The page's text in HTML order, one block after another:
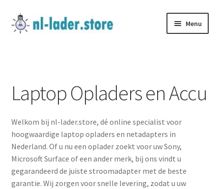
Ga
door
Ga
naar
Menu
Bestelling
Betalen
CONTACTEER ONS
Garantie & Retour
Laptop Opladers en Accu
Welkom bij nl-lader.store, dé online specialist voor
hoogwaardige laptop opladers en netadapters in
Nederland. Of u nu een oplader zoekt voor uw Sony,
Microsoft Surface of een ander merk, bij ons vindt u
gegarandeerd de juiste stroomadapter met de beste
garantie. Wij zorgen voor snelle levering, zodat u uw